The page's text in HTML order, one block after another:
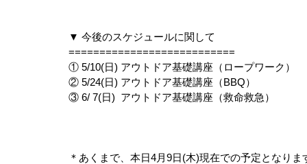
▼ 今後のスケジュールに関して
===========================
① 5/10(日) アウトドア基礎講座（ロープワーク）
② 5/24(日) アウトドア基礎講座（BBQ）
③ 6/ 7(日)  アウトドア基礎講座（救命救急）
＊あくまで、本日4月9日(木)現在での予定となりま